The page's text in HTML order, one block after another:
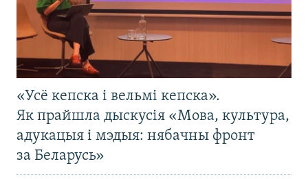
«Усё кепска і вельмі кепска».
Як прайшла дыскусія «Мова, культура,
адукацыя і мэдыя: нябачны фронт
за Беларусь»